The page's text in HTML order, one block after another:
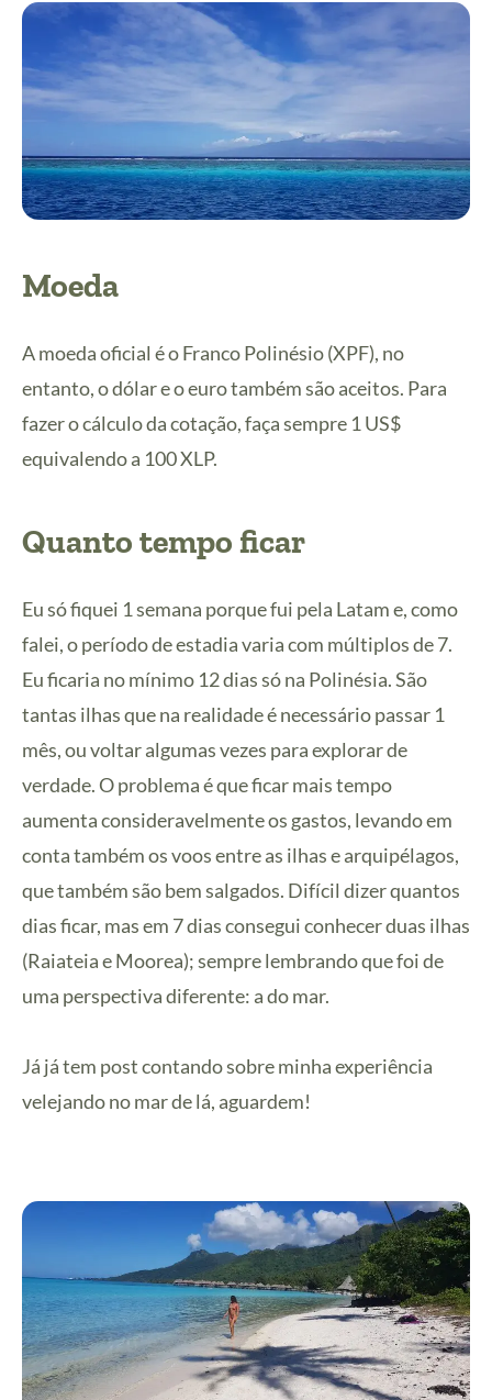
Moeda
A moeda oficial é o Franco Polinésio (XPF), no
entanto, o dólar e o euro também são aceitos. Para
fazer o cálculo da cotação, faça sempre 1 US$
equivalendo a 100 XLP.
Quanto tempo ficar
Eu só fiquei 1 semana porque fui pela Latam e, como
falei, o período de estadia varia com múltiplos de 7.
Eu ficaria no mínimo 12 dias só na Polinésia. São
tantas ilhas que na realidade é necessário passar 1
mês, ou voltar algumas vezes para explorar de
verdade. O problema é que ficar mais tempo
aumenta consideravelmente os gastos, levando em
conta também os voos entre as ilhas e arquipélagos,
que também são bem salgados. Difícil dizer quantos
dias ficar, mas em 7 dias consegui conhecer duas ilhas
(Raiateia e Moorea); sempre lembrando que foi de
uma perspectiva diferente: a do mar.
Já já tem post contando sobre minha experiência
velejando no mar de lá, aguardem!